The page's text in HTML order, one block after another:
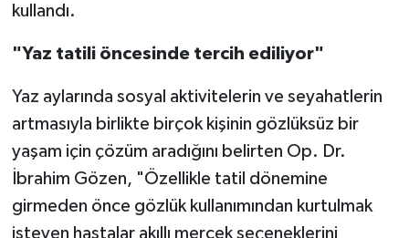
kullandı.
"Yaz tatili öncesinde tercih ediliyor"
Yaz aylarında sosyal aktivitelerin ve seyahatlerin
artmasıyla birlikte birçok kişinin gözlüksüz bir
yaşam için çözüm aradığını belirten Op. Dr.
İbrahim Gözen, "Özellikle tatil dönemine
girmeden önce gözlük kullanımından kurtulmak
isteyen hastalar akıllı mercek seçeneklerini